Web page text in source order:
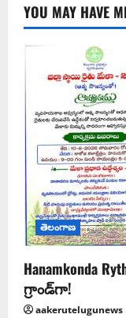
YOU MAY HAVE
తెలంగాణ
Hanamkonda
గ్రాండ్‌గా!
aakerutelugunews